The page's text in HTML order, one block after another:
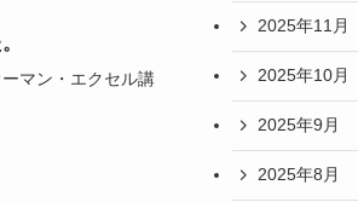
マン・エクセル講
2025年11月
2025年10月
2025年9月
2025年8月